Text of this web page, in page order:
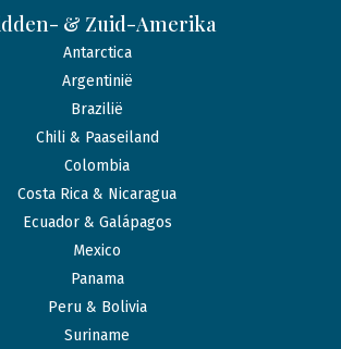
& Zuid-Amerika
Antarctica
Argentinië
Brazilië
Chili & Paaseiland
Colombia
Costa Rica & Nicaragua
Ecuador & Galápagos
Mexico
Panama
Peru & Bolivia
Suriname